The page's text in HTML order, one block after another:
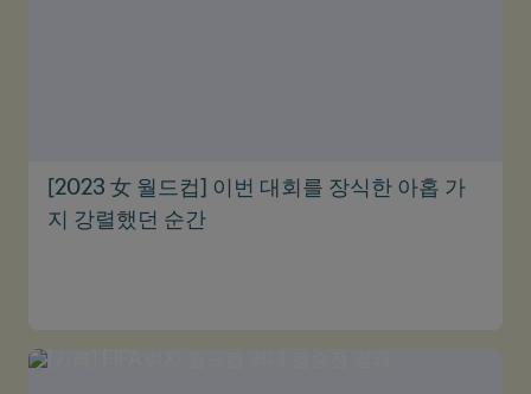
[2023 女 월드컵] 이번 대회를 장식한 아홉 가
지 강렬했던 순간